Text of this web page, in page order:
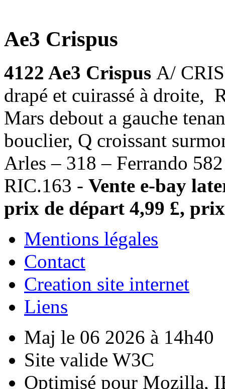
Ae3 Crispus
4122 Ae3 Crispus A/
drapé et cuirassé à
Mars debout a gauche
bouclier, Q croissant
Arles – 318 – Ferrando
RIC.163 - Vente e-bay
prix de départ 4,99 £,
Mentions légales
Contact
Creation site internet
Liens
Maj le 06 2026 à 14h40
Site valide W3C
Optimisé pour Mozilla,